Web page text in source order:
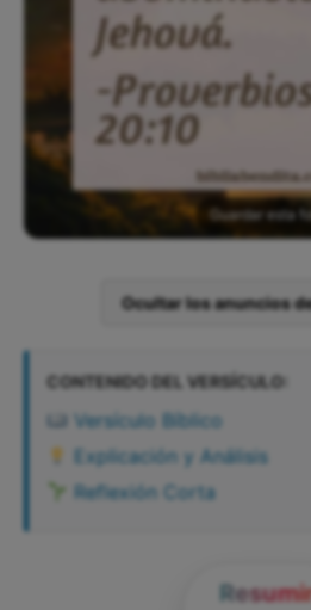
Guardar esta
Ocultar los anuncios
CONTENIDO DEL VERSÍCULO:
Versículo Bíblico
Explicación y Análisis
Reflexión Corta